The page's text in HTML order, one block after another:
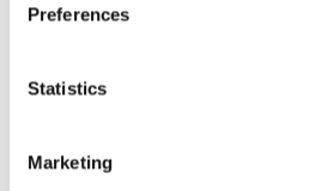
Preferences
Statistics
Marketing